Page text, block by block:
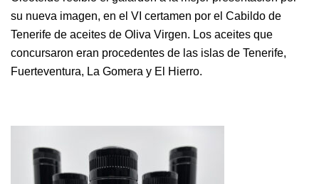
su nueva imagen, en el VI certamen por el Cabildo de
Tenerife de aceites de Oliva Virgen. Los aceites que
concursaron eran procedentes de las islas de Tenerife,
Fuerteventura, La Gomera y El Hierro.